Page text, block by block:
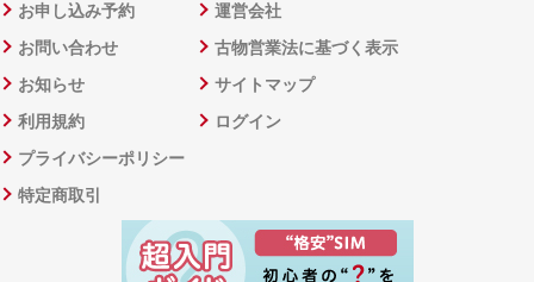
お申し込み予約
お問い合わせ
お知らせ
利用規約
プライバシーポリシー
特定商取引
運営会社
古物営業法に基づく表示
サイトマップ
ログイン